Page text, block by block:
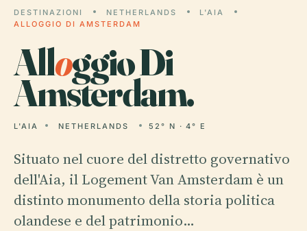
DESTINAZIONI NETHERLANDS
L'AIA
ALLOGGIO DI AMSTERDAM
Alloggio Di
Amsterdam.
L'AIA NETHERLANDS 52° N · 4° E
Situato nel cuore del distretto governativo
dell'Aia, il Logement Van Amsterdam è un
distinto monumento della storia politica
olandese e del patrimonio…